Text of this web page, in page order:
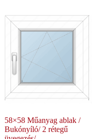
58×58 Műanyag ablak /
Bukónyíló/ 2 rétegű